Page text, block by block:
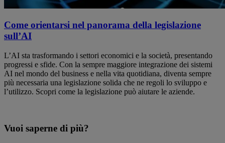
Come orientarsi nel panorama della legislazione
sull’AI
L’AI sta trasformando i settori economici e la società, presentando
progressi e sfide. Con la sempre maggiore integrazione dei sistemi
AI nel mondo del business e nella vita quotidiana, diventa sempre
più necessaria una legislazione solida che ne regoli lo sviluppo e
l’utilizzo. Scopri come la legislazione può aiutare le aziende.
Vuoi saperne di più?